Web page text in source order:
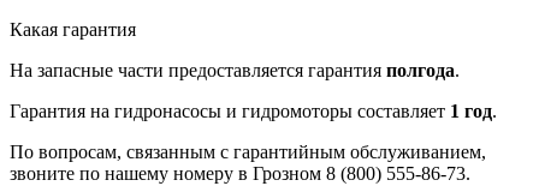
Какая гарантия
На запасные части предоставляется гарантия полгода.
Гарантия на гидронасосы и гидромоторы составляет 1 год.
По вопросам, связанным с гарантийным обслуживанием,
звоните по нашему номеру в Грозном 8 (800) 555-86-73.